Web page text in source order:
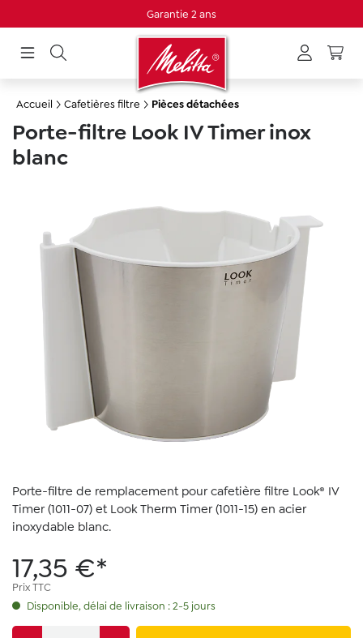
Garantie 2 ans
Accueil Cafetières filtre Pièces détachées
Porte-filtre Look IV Timer inox
blanc
Porte-filtre de remplacement pour cafetière filtre Look® IV
Timer (1011-07) et Look Therm Timer (1011-15) en acier
inoxydable blanc.
17,35 €*
Prix TTC
Disponible, délai de livraison : 2-5 jours